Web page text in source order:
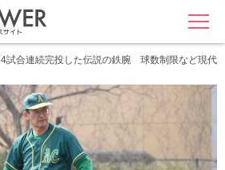
MENU
試合連続完投した伝説の鉄腕 球数制限など現代